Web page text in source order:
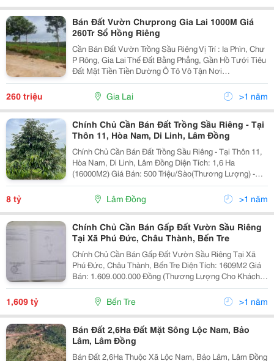
Bán Đất Vườn Chưprong Gia Lai 1000M Giá
260Tr Sổ Hồng Riêng
Cần Bán Đất Vườn Trồng Sầu Riêng Vị Trí : Ia Phìn, Chư
P Rông, Gia Lai Thế Đất Bằng Phẳng, Gần Hồ Tưới Tiêu
Đất Mặt Tiền Tiền Dường Ô Tô Vô Tận Nơi
260Tr/1000M2 Ngang Từ 24M Dài Từ 45M , Đường Vào
Đối Diện Khu Công Nghiệp Nam Pleiku , Gần Học...
260 triệu Gia Lai >1 năm
Chính Chủ Cần Bán Đất Trồng Sầu Riêng - Tại
Thôn 11, Hòa Nam, Di Linh, Lâm Đồng
Chính Chủ Cần Bán Đất Trồng Sầu Riêng - Tại Thôn 11,
Hòa Nam, Di Linh, Lâm Đồng Diện Tích: 1,6 Ha
(16000M2) Giá Bán: 500 Triệu/Sào(Thương Lượng) -
Trên Đất Trồng Cây Sầu Riêng Và Có Sẵn Hồ Nước. -
Giao Thông Thuận Tiện, Đi Lại Dễ Dàng - Pháp Lý...
8 tỷ Lâm Đồng >1 năm
Chính Chủ Cần Bán Gấp Đất Vườn Sầu Riêng
Tại Xã Phú Đức, Châu Thành, Bến Tre
Chính Chủ Cần Bán Gấp Đất Vườn Sầu Riêng Tại Xã
Phú Đức, Châu Thành, Bến Tre Diện Tích: 1609M2 Giá
Bán: 1.609.000.000 Đồng (Thương Lượng Cho Khách
Thiện Chí). Lh O902576526 - Trên Đất Hiện Đang Trồng
Sầu Riêng Cho Thu Hoạch Đều Đặn - Hệ Thống...
1,609 tỷ Bến Tre >1 năm
Bán Đất 2,6Ha Đất Mặt Sông Lộc Nam, Bảo
Lâm, Lâm Đồng
Bán Đất 2,6Ha Thuộc Xã Lộc Nam, Bảo Lâm, Lâm Đồng